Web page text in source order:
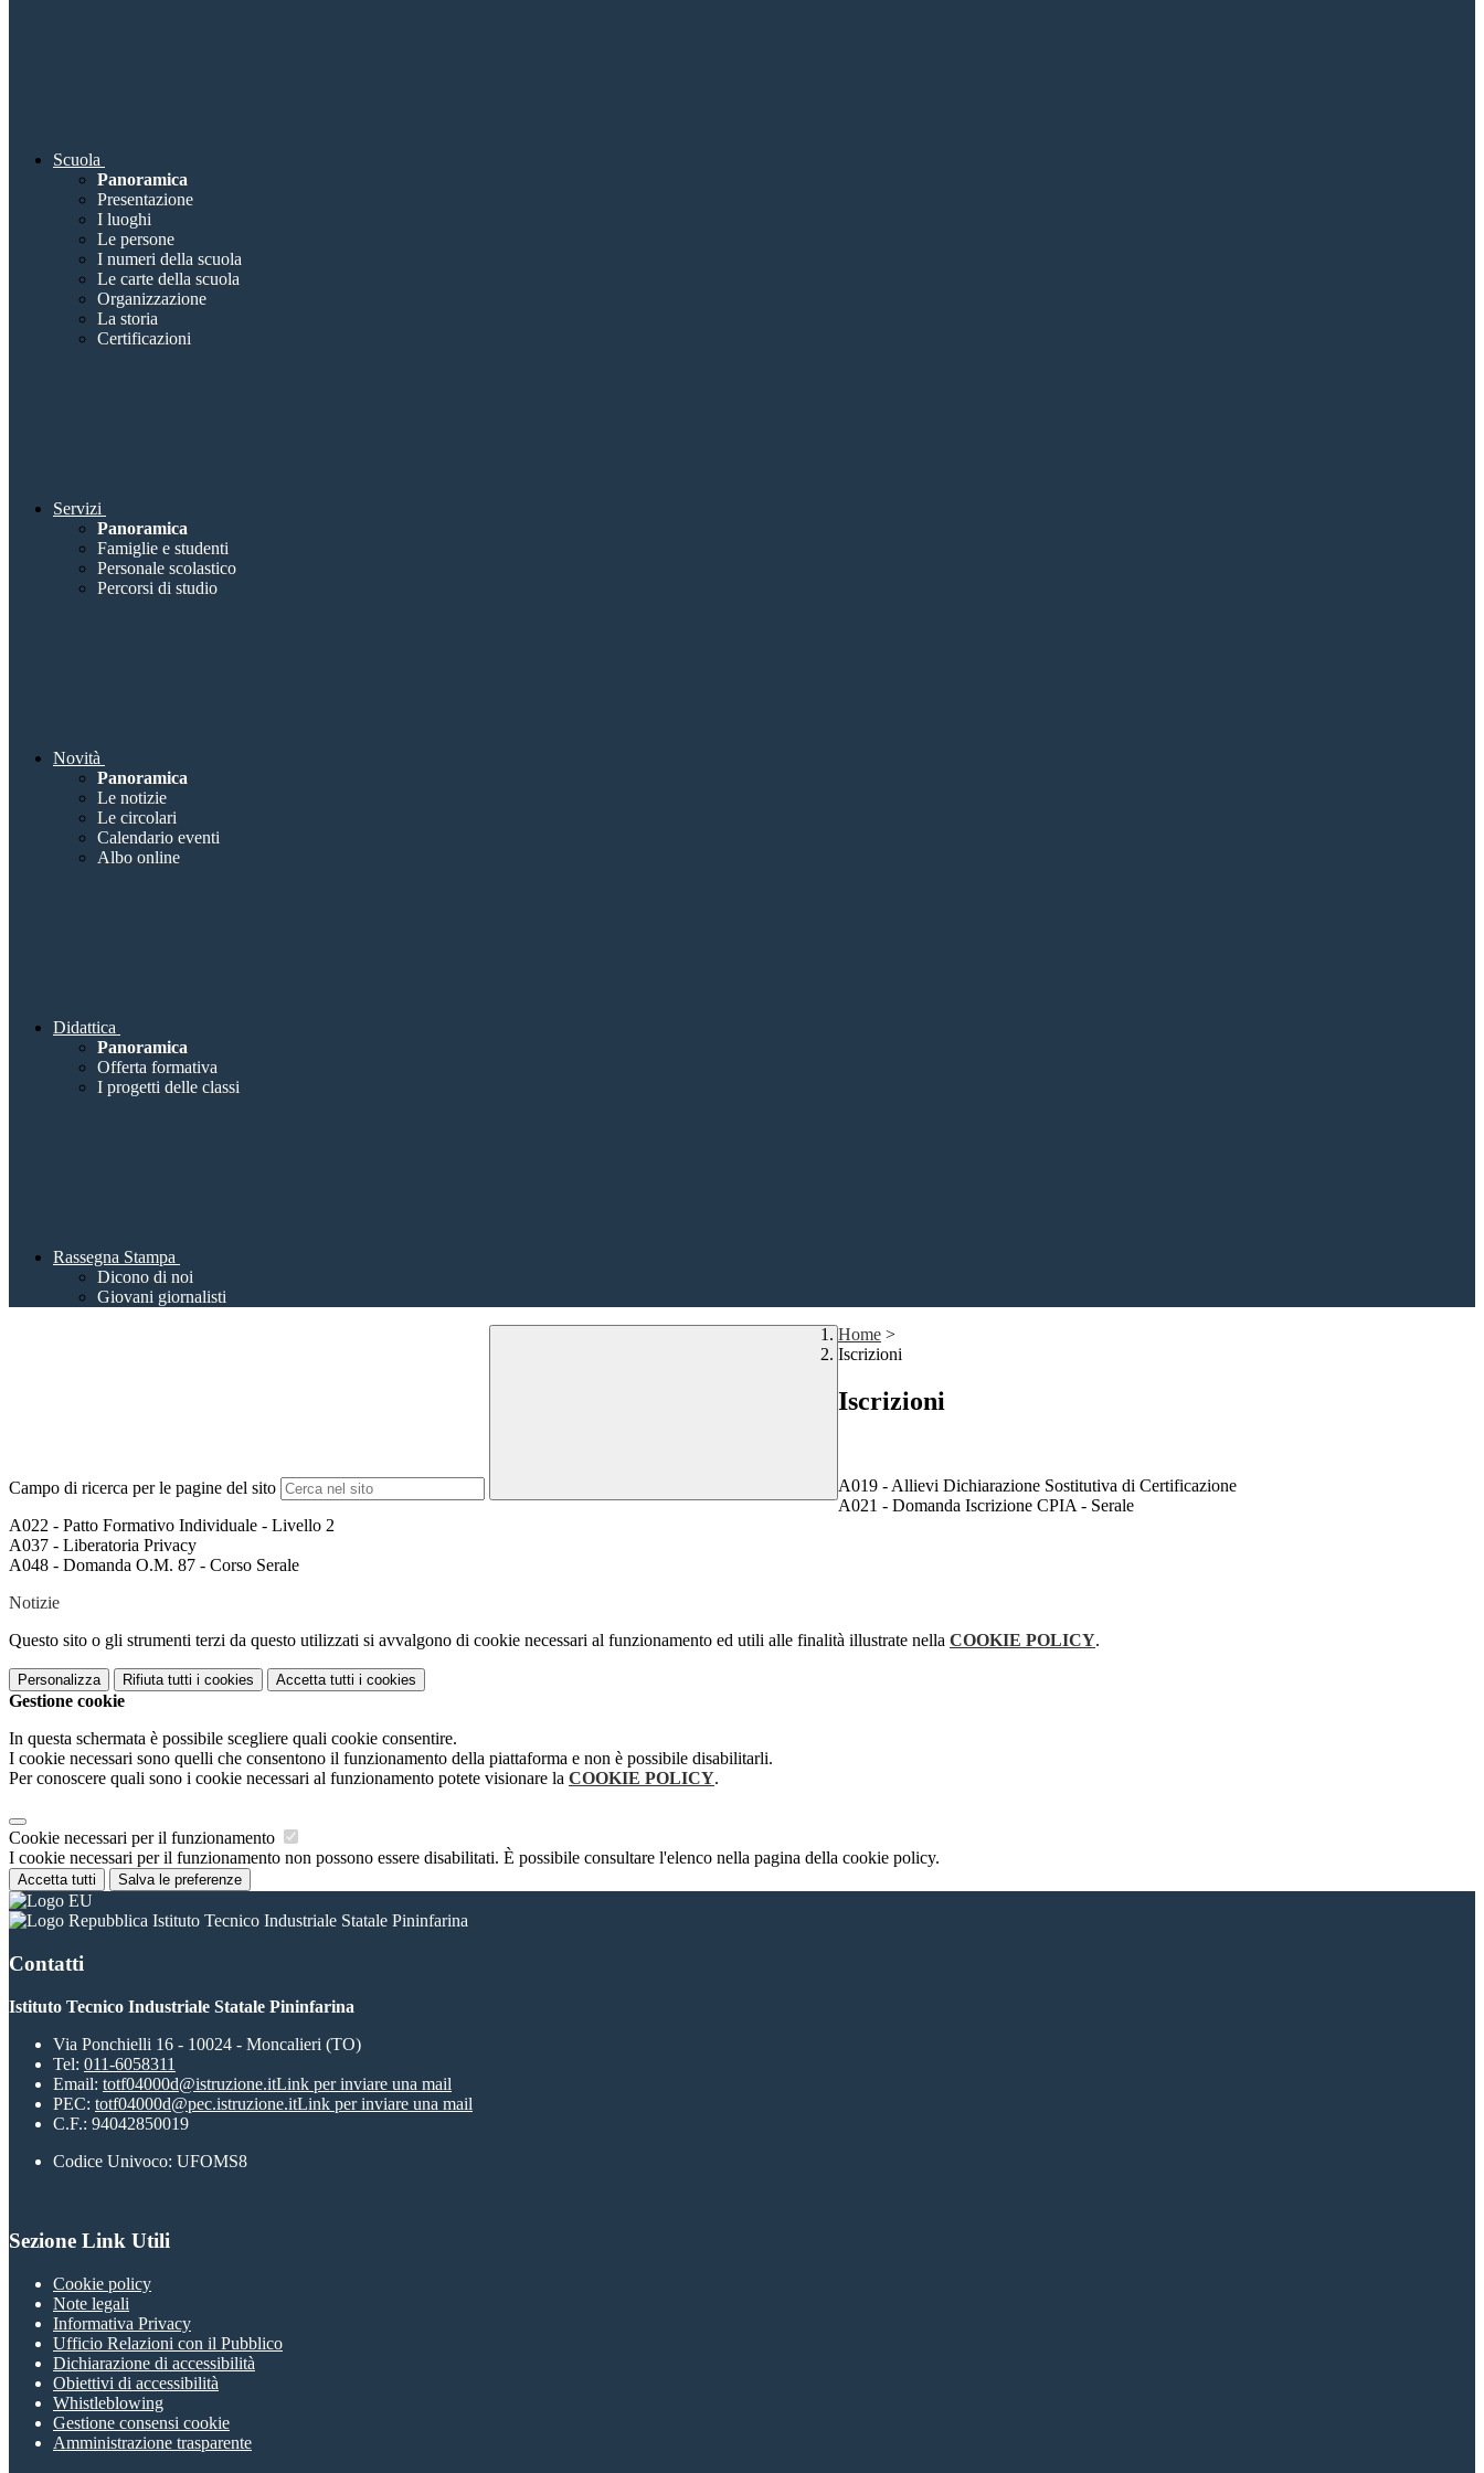
Scuola
Panoramica
Presentazione
I luoghi
Le persone
I numeri della scuola
Le carte della scuola
Organizzazione
La storia
Certificazioni
Servizi
Panoramica
Famiglie e studenti
Personale scolastico
Percorsi di studio
Novità
Panoramica
Le notizie
Le circolari
Calendario eventi
Albo online
Didattica
Panoramica
Offerta formativa
I progetti delle classi
Rassegna Stampa
Dicono di noi
Giovani giornalisti
Campo di ricerca per le pagine del sito
Home >
Iscrizioni
Iscrizioni
A019 - Allievi Dichiarazione Sostitutiva di Certificazione
A021 - Domanda Iscrizione CPIA - Serale
A022 - Patto Formativo Individuale - Livello 2
A037 - Liberatoria Privacy
A048 - Domanda O.M. 87 - Corso Serale
Notizie
Questo sito o gli strumenti terzi da questo utilizzati si avvalgono di cookie necessari al funzionamento ed utili alle finalità illustrate nella COOKIE POLICY.
Personalizza Rifiuta tutti i cookies Accetta tutti i cookies
Gestione cookie
In questa schermata è possibile scegliere quali cookie consentire.
I cookie necessari sono quelli che consentono il funzionamento della piattaforma e non è possibile disabilitarli.
Per conoscere quali sono i cookie necessari al funzionamento potete visionare la COOKIE POLICY.
Cookie necessari per il funzionamento
I cookie necessari per il funzionamento non possono essere disabilitati. È possibile consultare l'elenco nella pagina della cookie policy.
Accetta tutti Salva le preferenze
Istituto Tecnico Industriale Statale Pininfarina
Contatti
Istituto Tecnico Industriale Statale Pininfarina
Via Ponchielli 16 - 10024 - Moncalieri (TO)
Tel: 011-6058311
Email: totf04000d@istruzione.itLink per inviare una mail
PEC: totf04000d@pec.istruzione.itLink per inviare una mail
C.F.: 94042850019
Codice Univoco: UFOMS8
Sezione Link Utili
Cookie policy
Note legali
Informativa Privacy
Ufficio Relazioni con il Pubblico
Dichiarazione di accessibilità
Obiettivi di accessibilità
Whistleblowing
Gestione consensi cookie
Amministrazione trasparente